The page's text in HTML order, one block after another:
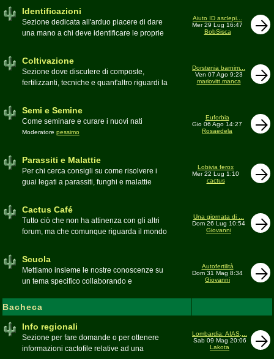
Identificazioni
Sezione dedicata all'arduo piacere di dare
una mano a chi deve identificare le proprie
Aiuto ID asclepi...
Mer 29 Lug 16:47
BobSisca
Coltivazione
Sezione dove discutere di composte,
fertilizzanti, tecniche e quant'altro riguardi la
Dorstenia barnim...
Ven 07 Ago 9:23
mariovitt.manca
Semi e Semine
Come seminare e curare i nuovi nati
Moderatore pessimo
Euforbia
Gio 06 Ago 14:27
Rosaedela
Parassiti e Malattie
Per chi cerca consigli su come risolvere i
guai legati a parassiti, funghi e malattie
Lobivia ferox
Mer 22 Lug 1:10
cactus
Cactus Café
Tutto ciò che non ha attinenza con gli altri
forum, ma che comunque riguarda il mondo
Moderatore
Una giornata di ...
Dom 26 Lug 10:54
Giovanni
Scuola
Mettiamo insieme le nostre conoscenze su
un tema specifico collaborando e
cactofilo
Autofertilità
Dom 31 Mag 8:34
Giovanni
Bacheca
Info regionali
Sezione per fare domande o per ottenere
informazioni cactofile relative ad una
Lombardia: AIAS,...
Sab 09 Mag 20:06
Lakota